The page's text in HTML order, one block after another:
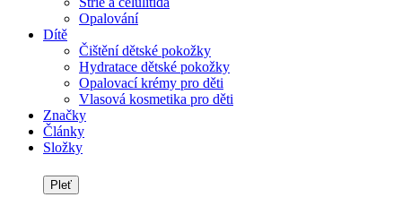
Opalování
Dítě
Čištění dětské pokožky
Hydratace dětské pokožky
Opalovací krémy pro děti
Vlasová kosmetika pro děti
Značky
Články
Složky
Pleť